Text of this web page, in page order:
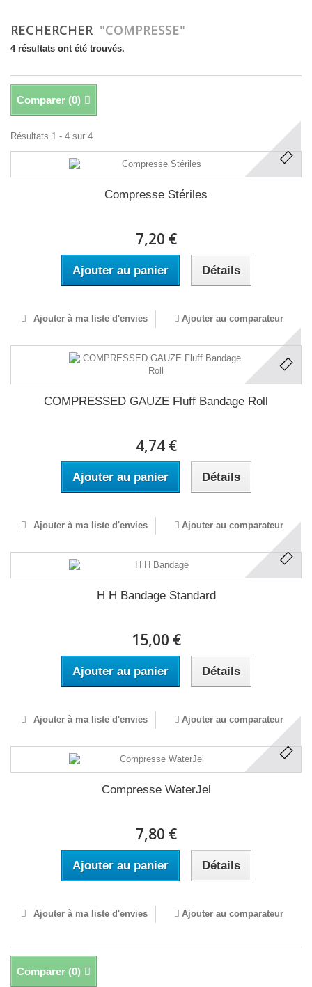
RECHERCHER "COMPRESSE"
4 résultats ont été trouvés.
Comparer (0)
Résultats 1 - 4 sur 4.
Compresse Stériles
7,20 €
Ajouter au panier Détails
Ajouter à ma liste d'envies Ajouter au comparateur
COMPRESSED GAUZE Fluff Bandage Roll
4,74 €
Ajouter au panier Détails
Ajouter à ma liste d'envies Ajouter au comparateur
H H Bandage Standard
15,00 €
Ajouter au panier Détails
Ajouter à ma liste d'envies Ajouter au comparateur
Compresse WaterJel
7,80 €
Ajouter au panier Détails
Ajouter à ma liste d'envies Ajouter au comparateur
Comparer (0)